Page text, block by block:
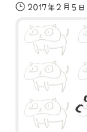
2017年2月5日